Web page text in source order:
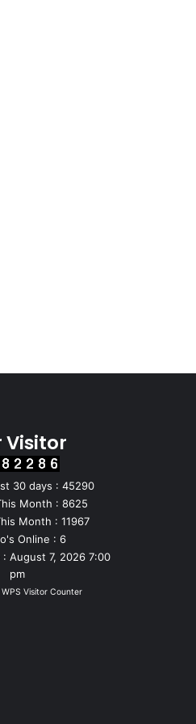
Visitor
30 days : 45290
Month : 8625
Month : 11967
Online : 6
: August 7, 2026 7:00
pm
WPS Visitor Counter